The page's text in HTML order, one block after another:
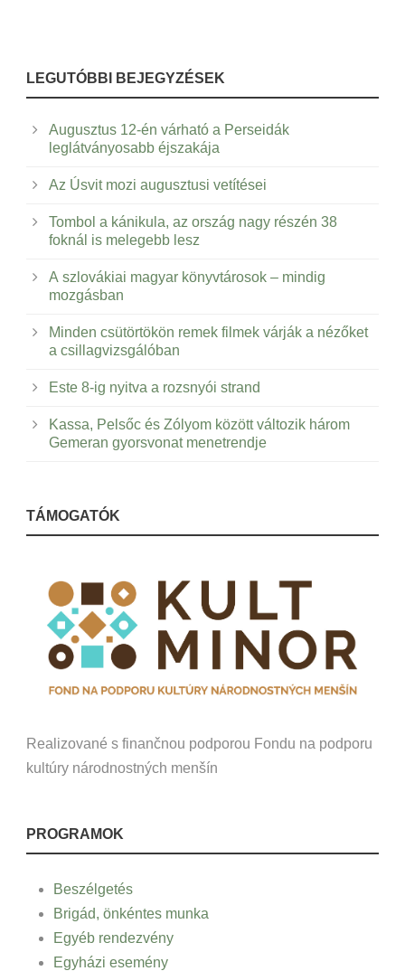
LEGUTÓBBI BEJEGYZÉSEK
Augusztus 12-én várható a Perseidák
leglátványosabb éjszakája
Az Úsvit mozi augusztusi vetítései
Tombol a kánikula, az ország nagy részén 38
foknál is melegebb lesz
A szlovákiai magyar könyvtárosok – mindig
mozgásban
Minden csütörtökön remek filmek várják a nézőket
a csillagvizsgálóban
Este 8-ig nyitva a rozsnyói strand
Kassa, Pelsőc és Zólyom között változik három
Gemeran gyorsvonat menetrendje
TÁMOGATÓK
Realizované s finančnou podporou Fondu na podporu
kultúry národnostných menšín
PROGRAMOK
Beszélgetés
Brigád, önkéntes munka
Egyéb rendezvény
Egyházi esemény